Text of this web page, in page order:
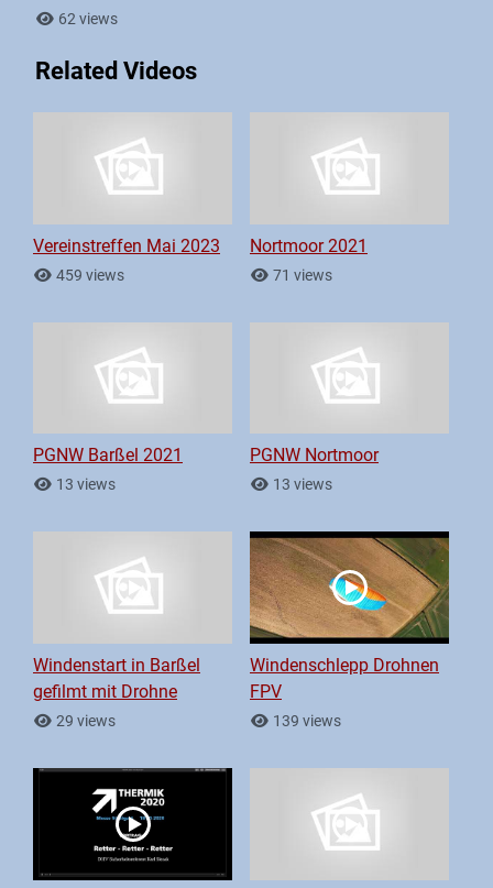
62 views
Related Videos
Vereinstreffen Mai 2023
459 views
Nortmoor 2021
71 views
PGNW Barßel 2021
13 views
PGNW Nortmoor
13 views
Windenstart in Barßel
gefilmt mit Drohne
29 views
Windenschlepp Drohnen
FPV
139 views